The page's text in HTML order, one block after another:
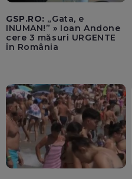
GSP.RO: „Gata, e
INUMAN!” » Ioan Andone
cere 3 măsuri URGENTE
în România